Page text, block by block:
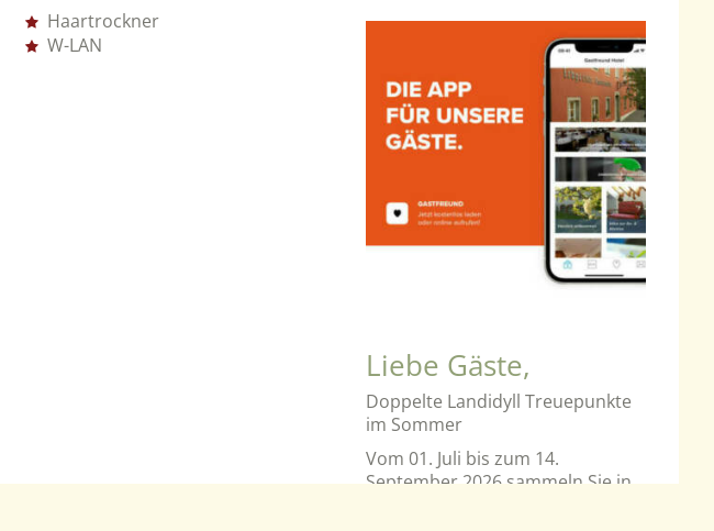
Haartrockner
W-LAN
Liebe Gäste,
Doppelte Landidyll Treuepunkte
im Sommer
Vom 01. Juli bis zum 14.
September 2026 sammeln Sie in